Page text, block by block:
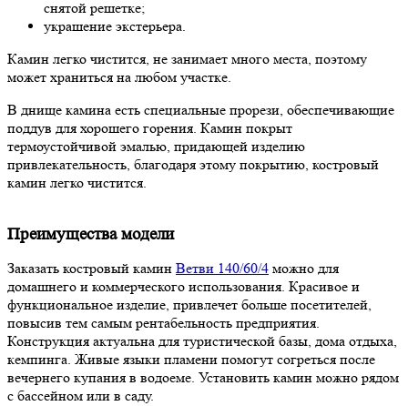
снятой решетке;
украшение экстерьера.
Камин легко чистится, не занимает много места, поэтому
может храниться на любом участке.
В днище камина есть специальные прорези, обеспечивающие
поддув для хорошего горения. Камин покрыт
термоустойчивой эмалью, придающей изделию
привлекательность, благодаря этому покрытию, костровый
камин легко чистится.
Преимущества модели
Заказать костровый камин Ветви 140/60/4 можно для
домашнего и коммерческого использования. Красивое и
функциональное изделие, привлечет больше посетителей,
повысив тем самым рентабельность предприятия.
Конструкция актуальна для туристической базы, дома отдыха,
кемпинга. Живые языки пламени помогут согреться после
вечернего купания в водоеме. Установить камин можно рядом
с бассейном или в саду.